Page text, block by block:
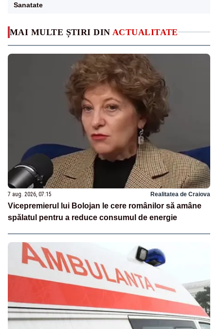
MAI MULTE ȘTIRI DIN ACTUALITATE
7 aug. 2026, 07:15 Realitatea de Craiova
Vicepremierul lui Bolojan le cere românilor să amâne
spălatul pentru a reduce consumul de energie
Sanatate